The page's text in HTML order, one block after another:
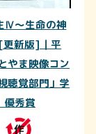
Ⅳ～生命の神
新版]｜平
やま映像コン
聴覚部門」学
秀賞